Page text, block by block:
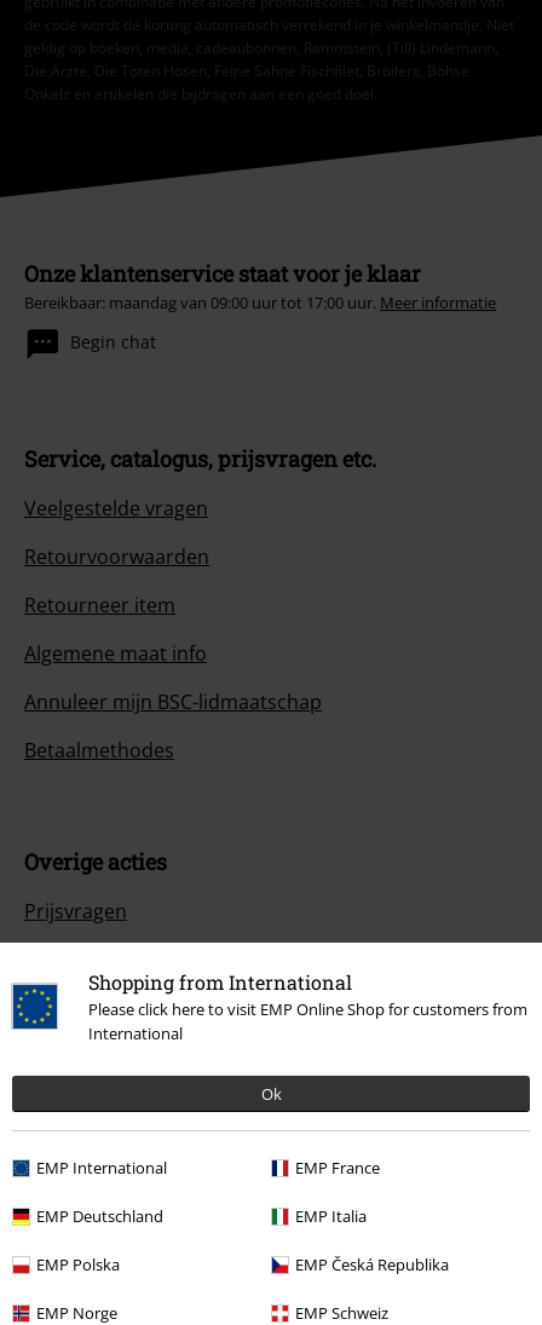
Shopping from International
Please click here to visit EMP Online Shop for customers from
International
Ok
EMP International EMP France
EMP Deutschland EMP Italia
EMP Polska EMP Česká Republika
EMP Norge EMP Schweiz
de code wordt de korting automatisch verrekend in je winkelmandje. Niet
geldig op boeken, media, cadeaubonnen, Rammstein, (Till) Lindemann,
Die Ärzte, Die Toten Hosen, Feine Sahne Fischfilet, Broilers, Böhse
Onkelz en artikelen die bijdragen aan een goed doel.
Onze klantenservice staat voor je klaar
Bereikbaar: maandag van 09:00 uur tot 17:00 uur. Meer informatie
Begin chat
Service, catalogus, prijsvragen etc.
Veelgestelde vragen
Retourvoorwaarden
Retourneer item
Algemene maat info
Annuleer mijn BSC-lidmaatschap
Betaalmethodes
Overige acties
Prijsvragen
ISIC Studentenkorting
Over Large
Partnerprogramma's
Duurzaamheid